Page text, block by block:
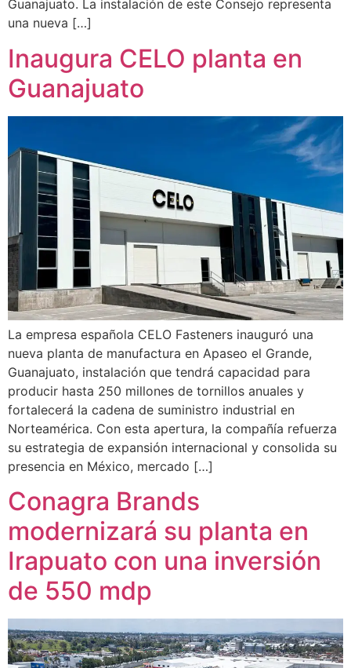
Guanajuato. La instalación de este Consejo representa
una nueva […]
Inaugura CELO planta en
Guanajuato
La empresa española CELO Fasteners inauguró una
nueva planta de manufactura en Apaseo el Grande,
Guanajuato, instalación que tendrá capacidad para
producir hasta 250 millones de tornillos anuales y
fortalecerá la cadena de suministro industrial en
Norteamérica. Con esta apertura, la compañía refuerza
su estrategia de expansión internacional y consolida su
presencia en México, mercado […]
Conagra Brands
modernizará su planta en
Irapuato con una inversión
de 550 mdp